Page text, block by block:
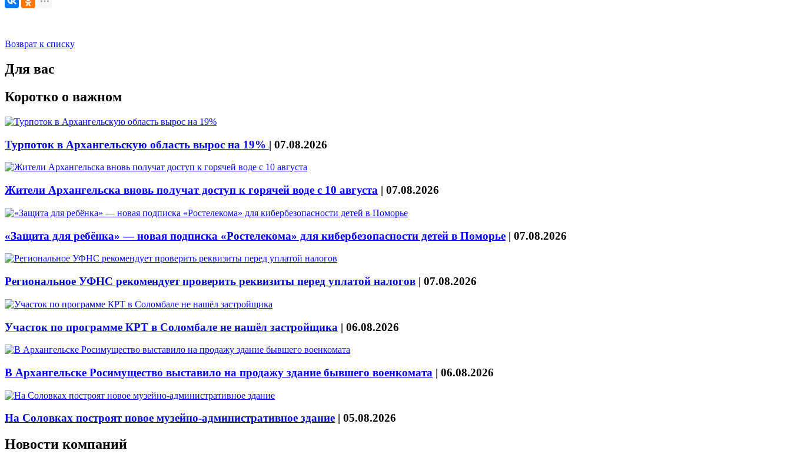
Возврат к списку
Для вас
Коротко о важном
Турпоток в Архангельскую область вырос на 19% | 07.08.2026
Жители Архангельска вновь получат доступ к горячей воде с 10 августа | 07.08.2026
«Защита для ребёнка» — новая подписка «Ростелекома» для кибербезопасности детей в Поморье | 07.08.2026
Региональное УФНС рекомендует проверить реквизиты перед уплатой налогов | 07.08.2026
Участок по программе КРТ в Соломбале не нашёл застройщика | 06.08.2026
В Архангельске Росимущество выставило на продажу здание бывшего военкомата | 06.08.2026
На Соловках построят новое музейно-административное здание | 05.08.2026
Новости компаний